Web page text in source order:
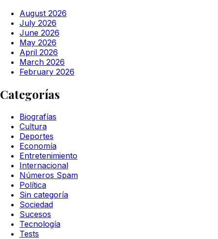
August 2026
July 2026
June 2026
May 2026
April 2026
March 2026
February 2026
Categorías
Biografías
Cultura
Deportes
Economía
Entretenimiento
Internacional
Números Spam
Política
Sin categoría
Sociedad
Sucesos
Tecnología
Tests